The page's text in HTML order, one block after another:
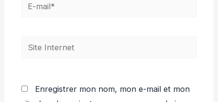
Site
Enregistrer mon nom, mon e-mail et mon